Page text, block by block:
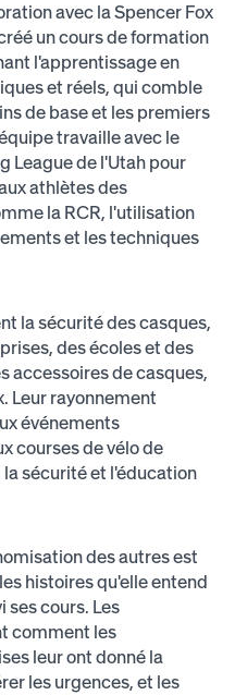
avec la Spencer Fox
un cours de formation
l'apprentissage en
et réels, qui comble
de base et les premiers
travaille avec le
League de l'Utah pour
athlètes des
la RCR, l'utilisation
et les techniques
la sécurité des casques,
des écoles et des
accessoires de casques,
Leur rayonnement
événements
courses de vélo de
sécurité et l'éducation
des autres est
histoires qu'elle entend
ses cours. Les
comment les
leur ont donné la
les urgences, et les